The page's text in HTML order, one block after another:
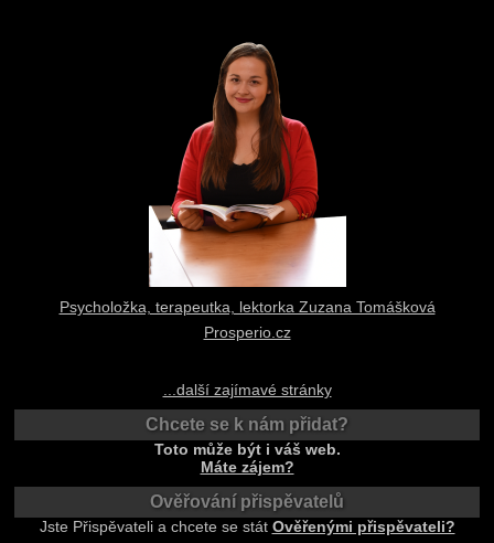
Psycholožka, terapeutka, lektorka Zuzana Tomášková
Prosperio.cz
...další zajímavé stránky
Chcete se k nám přidat?
Toto může být i váš web.
Máte zájem?
Ověřování přispěvatelů
Jste Přispěvateli a chcete se stát Ověřenými přispěvateli?